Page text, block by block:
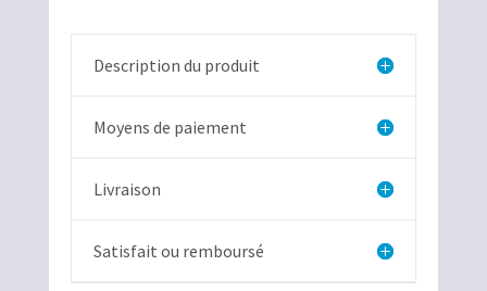
Description du produit
Moyens de paiement
Livraison
Satisfait ou remboursé